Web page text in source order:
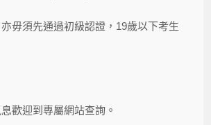
毋須先通過初級認證，19歲以下考生
歡迎到專屬網站查詢。